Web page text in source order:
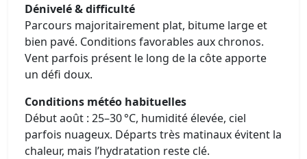
Dénivelé & difficulté
Parcours majoritairement plat, bitume large et
bien pavé. Conditions favorables aux chronos.
Vent parfois présent le long de la côte apporte
un défi doux.
Conditions météo habituelles
Début août : 25–30 °C, humidité élevée, ciel
parfois nuageux. Départs très matinaux évitent la
chaleur, mais l’hydratation reste clé.